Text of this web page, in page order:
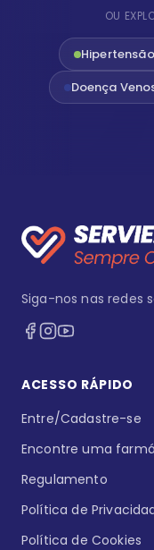
OU
Hipertensão
Doença
Siga-nos nas redes
ACESSO RÁPIDO
Entre/Cadastre-se
Encontre uma
Regulamento
Política de
Política de Cookies